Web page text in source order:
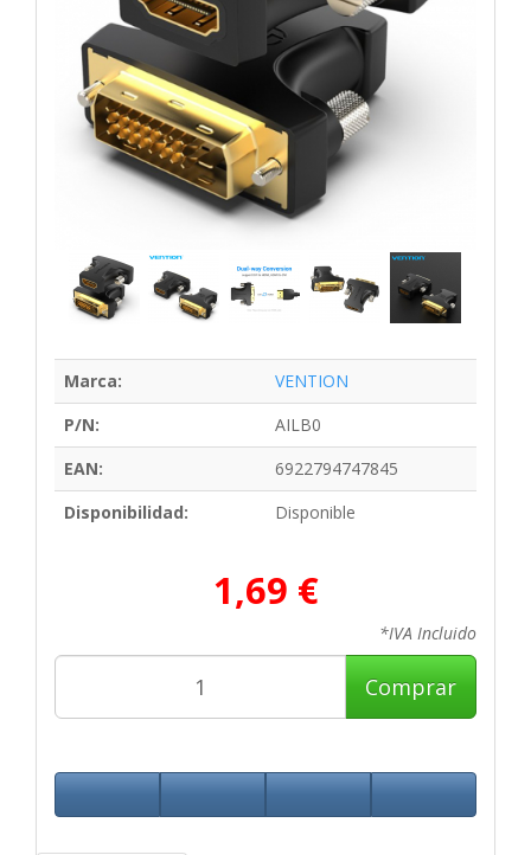
Marca:
VENTION
P/N:
AILB0
EAN:
6922794747845
Disponibilidad:
Disponible
1,69 €
*IVA Incluido
Comprar